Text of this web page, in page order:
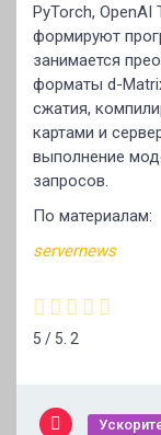
PyTorch, OpenAI
формируют
занимается
форматы d-
сжатия,
картами и
выполнение
запросов.
По материалам:
servernews
5 / 5. 2